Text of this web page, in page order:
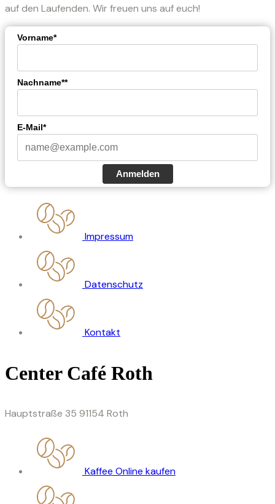
auf den Laufenden. Wir freuen uns auf euch!
Vorname*
Nachname**
E-Mail*
Anmelden
Impressum
Datenschutz
Kontakt
Center Café Roth
Hauptstraße 35 91154 Roth
Kaffee Online kaufen